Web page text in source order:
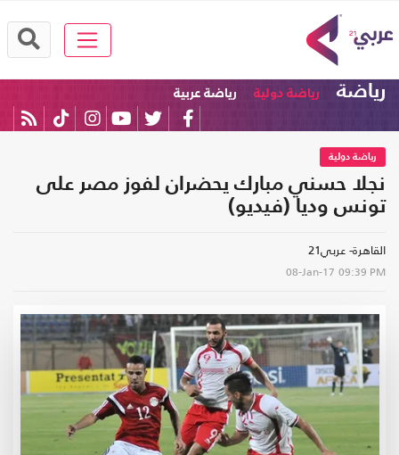
رياضة رياضة دولية رياضة عربية
رياضة دولية
نجلا حسني مبارك يحضران لفوز مصر على
تونس وديا (فيديو)
القاهرة- عربي21
08-Jan-17 09:39 PM